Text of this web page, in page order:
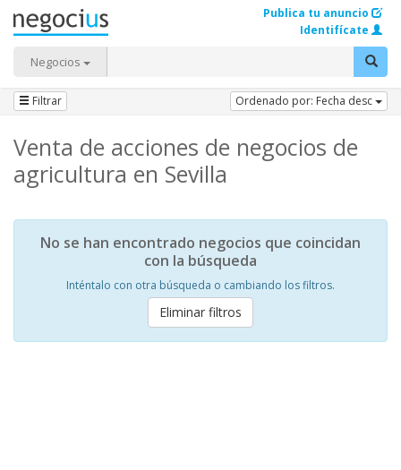
Negocios
Publica tu anuncio
Identifícate
Filtrar Ordenado por: Fecha desc
Venta de acciones de negocios de
agricultura en Sevilla
No se han encontrado negocios que coincidan
con la búsqueda
Inténtalo con otra búsqueda o cambiando los filtros.
Eliminar filtros